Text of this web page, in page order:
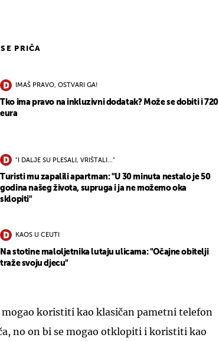
PRIČA
IMAŠ PRAVO, OSTVARI GA!
Tko ima pravo na inkluzivni dodatak? Može se dobiti i 720
eura
"I DALJE SU PLESALI, VRIŠTALI..."
Turisti mu zapalili apartman: "U 30 minuta nestalo je 50
godina našeg života, supruga i ja ne možemo oka
sklopiti"
KAOS U CEUTI
Na stotine maloljetnika lutaju ulicama: "Očajne obitelji
traže svoju djecu"
koristiti kao klasičan pametni telefon
no on bi se mogao otklopiti i koristiti kao